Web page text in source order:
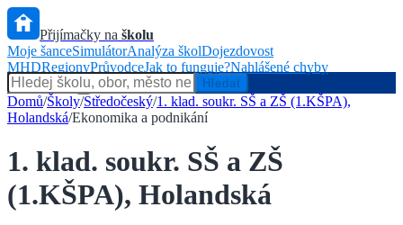
Přijímačky na školu
Moje šanceSimulátorAnalýza školDojezdovost
MHDRegionyPrůvodceJak to funguje?Nahlášené chyby
Hlídač státu
Hledat
Domů/Školy/Středočeský/1. klad. soukr. SŠ a ZŠ (1.KŠPA),
Holandská/Ekonomika a podnikání
1. klad. soukr. SŠ a ZŠ
(1.KŠPA), Holandská